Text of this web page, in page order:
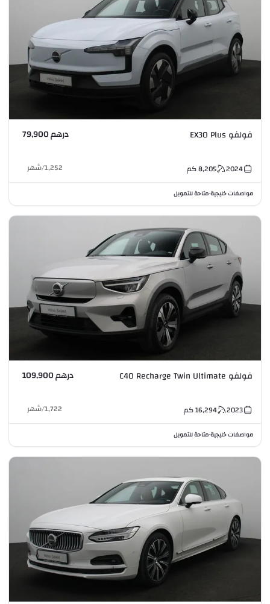
فولفو EX30 Plus درهم 79,900
2024
8,205كم 1,252
/شهر
مواصفات خليجية•متاحة للتمويل
فولفو C40 Recharge Twin Ultimate درهم 109,900
2023
16,294كم 1,722
/شهر
مواصفات خليجية•متاحة للتمويل